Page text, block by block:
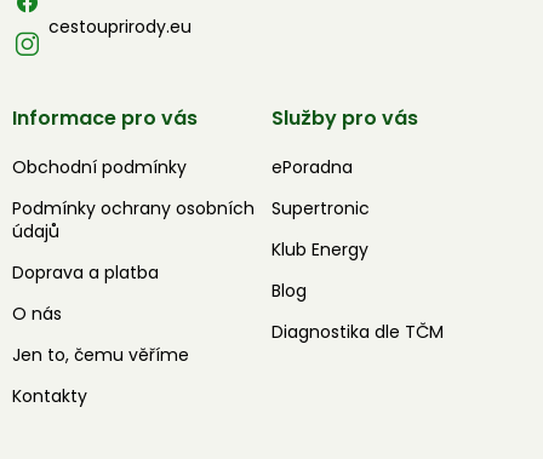
cestouprirody.eu
Informace pro vás
Obchodní podmínky
Podmínky ochrany osobních
údajů
Doprava a platba
O nás
Jen to, čemu věříme
Kontakty
Služby pro vás
ePoradna
Supertronic
Klub Energy
Blog
Diagnostika dle TČM